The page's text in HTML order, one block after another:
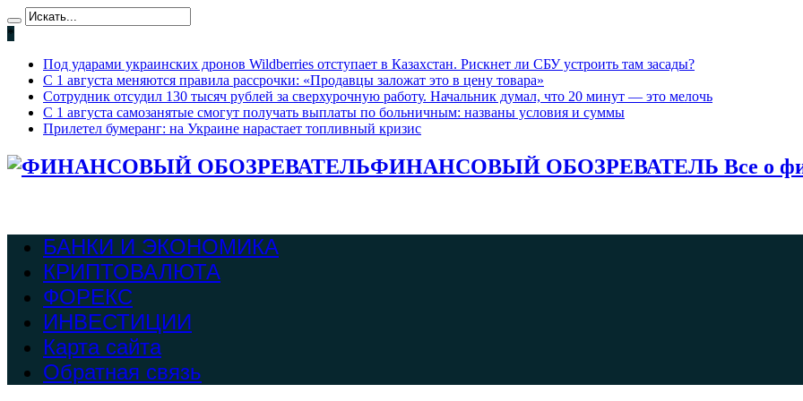
*
Под ударами украинских дронов Wildberries отступает в Казахстан. Рискнет ли СБУ устроить там засады?
С 1 августа меняются правила рассрочки: «Продавцы заложат это в цену товара»
Сотрудник отсудил 130 тысяч рублей за сверхурочную работу. Начальник думал, что 20 минут — это мелочь
С 1 августа самозанятые смогут получать выплаты по больничным: названы условия и суммы
Прилетел бумеранг: на Украине нарастает топливный кризис
ФИНАНСОВЫЙ ОБОЗРЕВАТЕЛЬ Все о
БАНКИ И ЭКОНОМИКА
КРИПТОВАЛЮТА
ФОРЕКС
ИНВЕСТИЦИИ
Карта сайта
Обратная связь